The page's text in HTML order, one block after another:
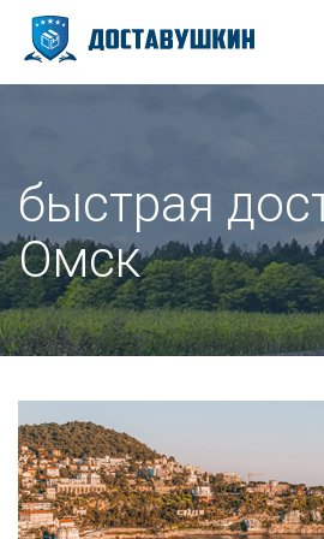
быстрая
Омск